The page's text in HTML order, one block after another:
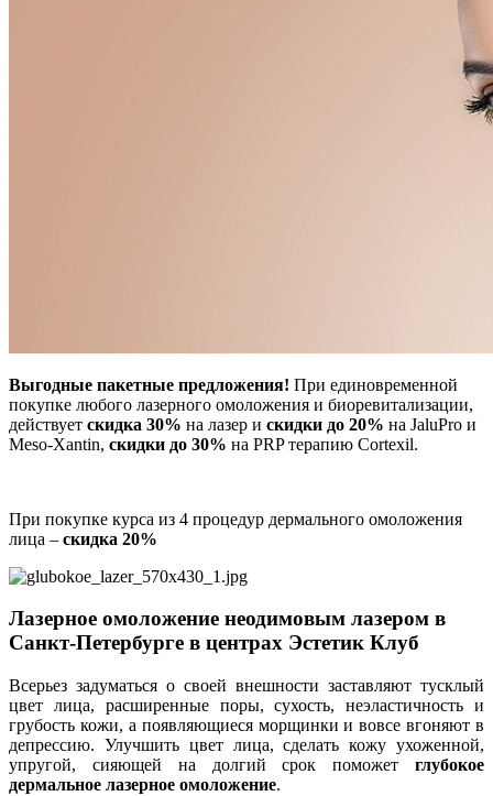
Выгодные пакетные предложения! При единовременной
покупке любого лазерного омоложения и биоревитализации,
действует скидка 30% на лазер и скидки до 20% на JaluPro и
Meso-Xantin, скидки до 30% на PRP терапию Cortexil.
При покупке курса из 4 процедур дермального омоложения
лица – скидка 20%
Лазерное омоложение неодимовым лазером в
Санкт-Петербурге в центрах Эстетик Клуб
Всерьез задуматься о своей внешности заставляют тусклый
цвет лица, расширенные поры, сухость, неэластичность и
грубость кожи, а появляющиеся морщинки и вовсе вгоняют в
депрессию. Улучшить цвет лица, сделать кожу ухоженной,
упругой, сияющей на долгий срок поможет глубокое
дермальное лазерное омоложение.